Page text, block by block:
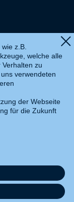
z.B.
welche alle
zu
verwendeten
der Webseite
für die Zukunft